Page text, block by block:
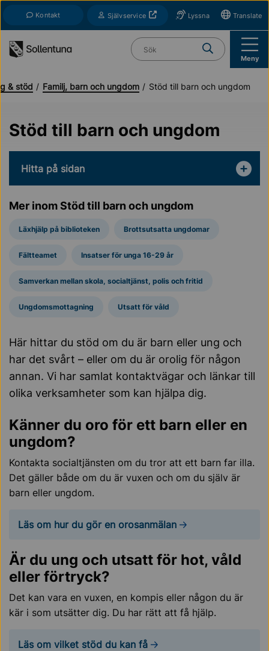
Kontakt SjälvserviceÖppnas i nytt fönsterLyssna Translate
Vad söker du?
Meny
& stöd Familj, barn och ungdom Stöd till barn och ungdom
Stöd till barn och ungdom
Hitta på sidan
Mer inom Stöd till barn och ungdom
Läxhjälp på biblioteken Brottsutsatta ungdomar
Fältteamet Insatser för unga 16-29 år
Samverkan mellan skola, socialtjänst, polis och fritid
Ungdomsmottagning Utsatt för våld
Här hittar du stöd om du är barn eller ung och
har det svårt – eller om du är orolig för någon
annan. Vi har samlat kontaktvägar och länkar till
olika verksamheter som kan hjälpa dig.
Känner du oro för ett barn eller en
ungdom?
Kontakta socialtjänsten om du tror att ett barn far illa.
Det gäller både om du är vuxen och om du själv är
barn eller ungdom.
Läs om hur du gör en orosanmälan
Är du ung och utsatt för hot, våld
eller förtryck?
Det kan vara en vuxen, en kompis eller någon du är
kär i som utsätter dig. Du har rätt att få hjälp.
Läs om vilket stöd du kan få